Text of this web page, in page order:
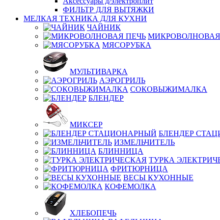
ФИЛЬТР ДЛЯ ВЫТЯЖКИ
МЕЛКАЯ ТЕХНИКА ДЛЯ КУХНИ
ЧАЙНИК
МЯСОРУБКА
МУЛЬТИВАРКА
АЭРОГРИЛЬ
СОКОВЫЖИМАЛКА
БЛЕНДЕР
МИКСЕР
БЛЕНДЕР
ИЗМЕЛЬЧИТЕЛЬ
БЛИННИЦА
ТУРКА
ФРИТЮРНИЦА
ВЕСЫ КУХОННЫЕ
КОФЕМОЛКА
ХЛЕБОПЕЧЬ